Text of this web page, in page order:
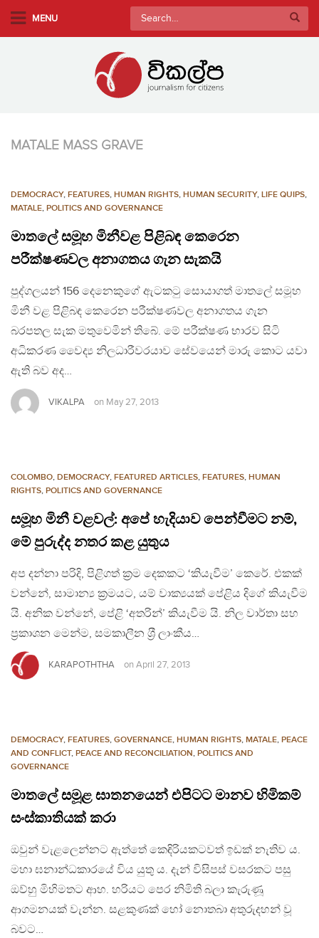
MENU
Search
for:
MATALE MASS GRAVE
DEMOCRACY, FEATURES, HUMAN RIGHTS, HUMAN SECURITY, LIFE QUIPS,
MATALE, POLITICS AND GOVERNANCE
මාතලේ සමූහ මිනීවළ පිළිබඳ කෙරෙන
පරීක්ෂණවල අනාගතය ගැන සැකයි
පුද්ගලයන් 156 දෙනෙකුගේ ඇටකටු සොයාගත් මාතලේ සමූහ
මිනී වළ පිළිබඳ කෙරෙන පරීක්ෂණවල අනාගතය ගැන
බරපතල සැක මතුවෙමින් තිබේ. මේ පරීක්ෂණ භාරව සිටි
අධිකරණ වෛද්‍ය නිලධාරීවරයාව සේවයෙන් මාරු කොට යවා
ඇති බව අද…
VIKALPA on May 27, 2013
COLOMBO, DEMOCRACY, FEATURED ARTICLES, FEATURES, HUMAN
RIGHTS, POLITICS AND GOVERNANCE
සමූහ මිනී වළවල්: අපේ හැදියාව පෙන්වීමට නම්,
මේ පුරුද්ද නතර කළ යුතුය
අප දන්නා පරිදි, පිළිගත් ක‍්‍රම දෙකකට ‘කියැවීම’ කෙරේ. එකක්
වන්නේ, සාමාන්‍ය ක‍්‍රමයට, යම් වාක්‍යයක් පේළිය දිගේ කියැවීම
යි. අනික වන්නේ, පේළි ‘අතරින්’ කියැවීම යි. නිල වාර්තා සහ
ප‍්‍රකාශන මෙන්ම, සමකාලීන ශ‍්‍රී ලාංකීය…
KARAPOTHTHA on April 27, 2013
DEMOCRACY, FEATURES, GOVERNANCE, HUMAN RIGHTS, MATALE, PEACE
AND CONFLICT, PEACE AND RECONCILIATION, POLITICS AND
GOVERNANCE
මාතලේ සමූළ ඝාතනයෙන් එපිටට මානව හිමිකම්
සංස්කාතියක් කරා
ඔවුන් වැළලෙන්නට ඇත්තේ කෙඳිරියකටවත් ඉඩක් නැතිව ය.
මහා ඝනාන්ධකාරයේ විය යුතු ය. දැන් විසිපස් වසරකට පසු
ඔව්හු මිහිමතට ආහ. හරියට පෙර නිමිති බලා කැරුණූ
ආගමනයක් වැන්න. සළකුණක් හෝ නොතබා අතුරුදහන් වූ
බවට…